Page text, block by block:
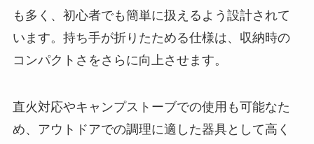
も多く、初心者でも簡単に扱えるよう設計されて
います。持ち手が折りたためる仕様は、収納時の
コンパクトさをさらに向上させます。
直火対応やキャンプストーブでの使用も可能なた
め、アウトドアでの調理に適した器具として高く